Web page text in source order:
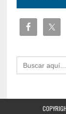
Buscar: